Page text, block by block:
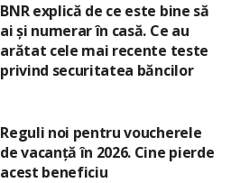
BNR explică de ce este bine să
ai și numerar în casă. Ce au
arătat cele mai recente teste
privind securitatea băncilor
Reguli noi pentru voucherele
de vacanță în 2026. Cine pierde
acest beneficiu